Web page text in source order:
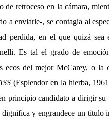
retroceso en la cámara,
a enviarle-, se contagia al
perdida, en el que quizá
Es tal el grado de
ecos del mejor McCarey, o la
(Esplendor en la hierba,
principio candidato a dirigir
y engrandece un título